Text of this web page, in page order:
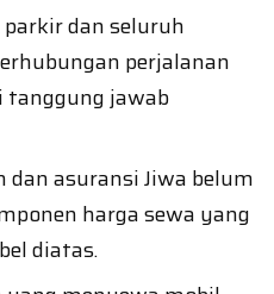
dan seluruh
perjalanan
jawab
dan asuransi Jiwa belum
harga sewa yang
diatas.